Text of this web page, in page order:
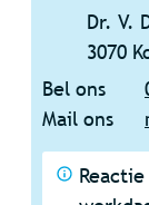
Dr. V.
,
3070
Bel ons
Mail ons